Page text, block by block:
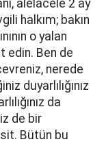
alelacele 2 ay
halkım; bakın
o yalan
edin. Ben de
nerede
duyarlılığınız
da
de bir
Bütün bu